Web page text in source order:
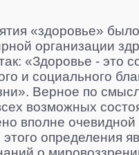
«здоровье»
организации
«Здоровье - это
и социального
Верное по
возможных
вполне
определения